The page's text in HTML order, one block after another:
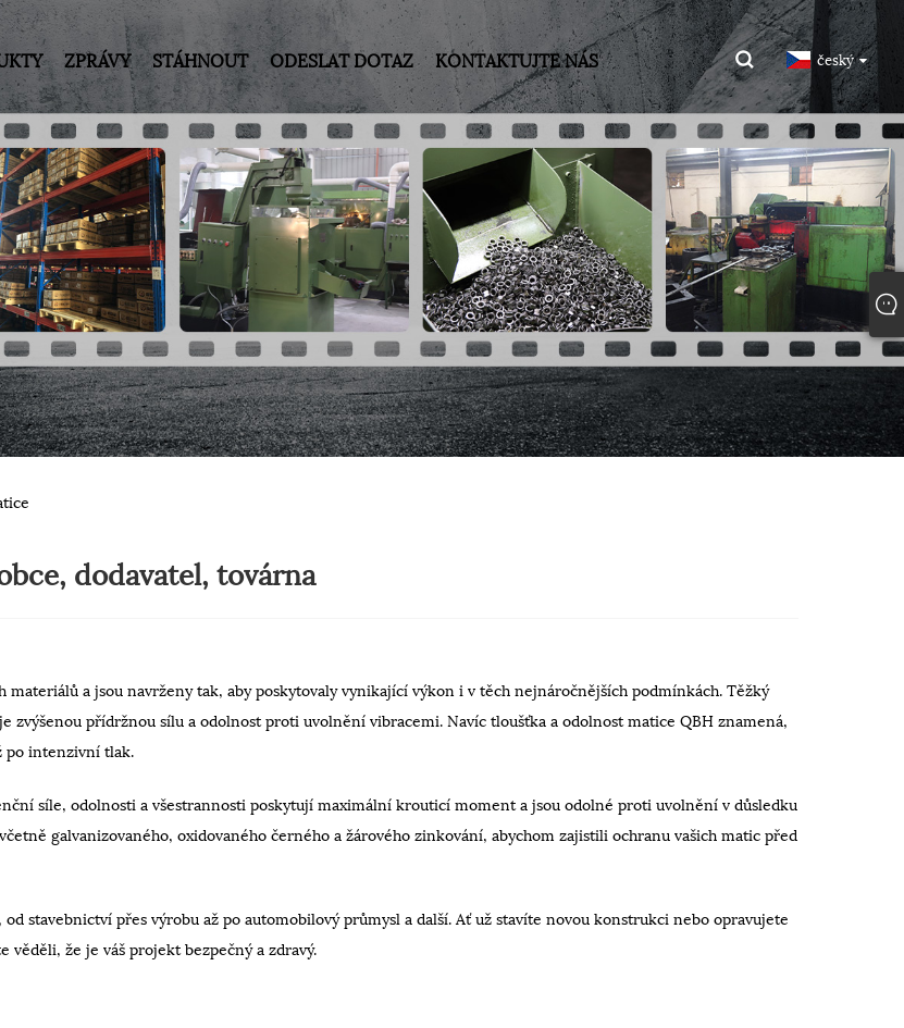
ZPRÁVY STÁHNOUT ODESLAT DOTAZ KONTAKTUJTE NÁS český
dodavatel, továrna
a jsou navrženy tak, aby poskytovaly vynikající výkon i v těch nejnáročnějších podmínkách. Těžký
zvýšenou přídržnou sílu a odolnost proti uvolnění vibracemi. Navíc tloušťka a odolnost matice QBH znamená,
po intenzivní tlak.
síle, odolnosti a všestrannosti poskytují maximální krouticí moment a jsou odolné proti uvolnění v důsledku
galvanizovaného, ​​oxidovaného černého a žárového zinkování, abychom zajistili ochranu vašich matic před
stavebnictví přes výrobu až po automobilový průmysl a další. Ať už stavíte novou konstrukci nebo opravujete
že je váš projekt bezpečný a zdravý.